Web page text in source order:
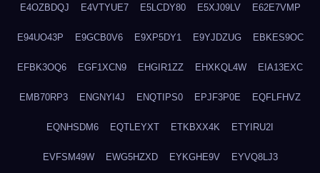
E4OZBDQJ E4VTYUE7 E5LCDY80 E5XJ09LV E62E7VMP
E94UO43P E9GCB0V6 E9XP5DY1 E9YJDZUG EBKES9OC
EFBK3OQ6 EGF1XCN9 EHGIR1ZZ EHXKQL4W EIA13EXC
EMB70RP3 ENGNYI4J ENQTIPS0 EPJF3P0E EQFLFHVZ
EQNHSDM6 EQTLEYXT ETKBXX4K ETYIRU2I
EVFSM49W EWG5HZXD EYKGHE9V EYVQ8LJ3